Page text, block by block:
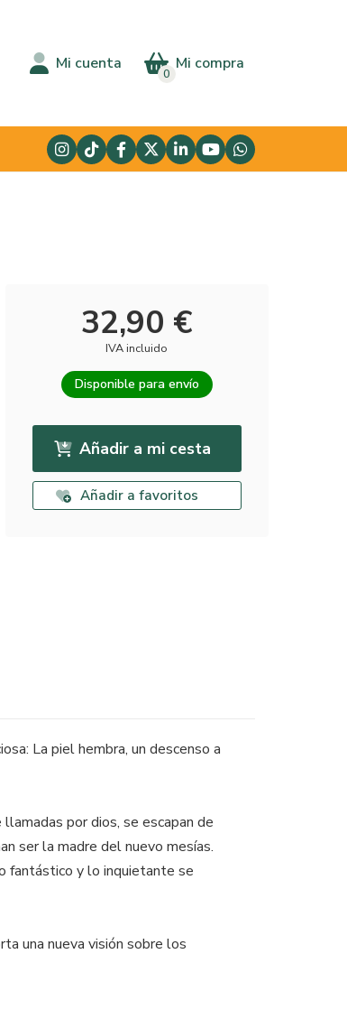
Mi cuenta Mi compra
0
32,90 €
IVA incluido
Disponible para envío
Añadir a mi cesta
Añadir a favoritos
La piel hembra, un descenso a
por dios, se escapan de
ser la madre del nuevo mesías.
fantástico y lo inquietante se
una nueva visión sobre los